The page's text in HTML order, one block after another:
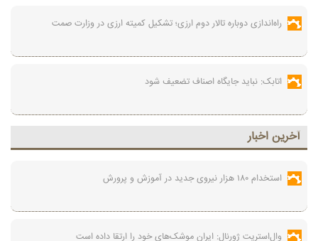
راه‌اندازی دوباره تالار دوم ارزی؛ تشکیل کمیته ارزی در وزارت صمت
اتابک: نباید جایگاه اصناف تضعیف شود
آخرين اخبار
استخدام ۱۸۰ هزار نیروی جدید در آموزش‌ و پرورش
وال‌استریت ژورنال: ایران موشک‌های خود را ارتقا داده است